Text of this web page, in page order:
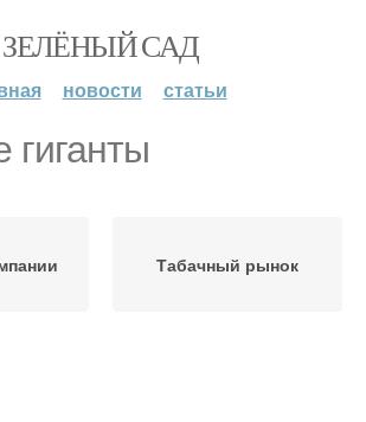
ЗЕЛЁНЫЙ САД
новости статьи
гиганты
Табачный рынок